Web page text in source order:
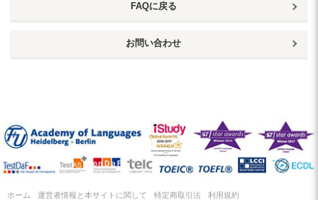
FAQに戻る
お問い合わせ
ホーム 運営者情報と本サイトに関して 特定商取引法
利用規約